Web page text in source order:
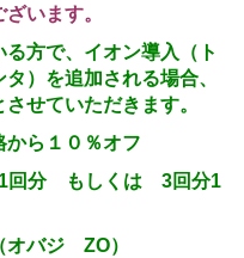
います。
方で、イオン導入（ト
）を追加される場合、
せていただきます。
ら１０％オフ
1回分 もしくは 3回分1
バジ ZO）